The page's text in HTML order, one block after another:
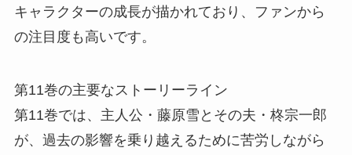
キャラクターの成長が描かれており、ファンから
の注目度も高いです。
第11巻の主要なストーリーライン
第11巻では、主人公・藤原雪とその夫・柊宗一郎
が、過去の影響を乗り越えるために苦労しながら